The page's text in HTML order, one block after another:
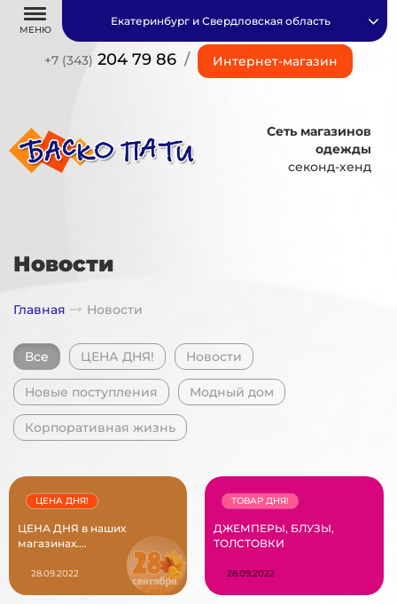
МЕНЮ
+7 (343) 204 79 86 / Интернет-магазин
Екатеринбург и Свердловская область
Сеть магазинов
одежды
секонд-хенд
Новости
Главная Новости
Все ЦЕНА ДНЯ! Новости
Новые поступления Модный дом
Корпоративная жизнь
ЦЕНА ДНЯ в наших
магазинах....
ЦЕНА ДНЯ!
28.09.2022
ДЖЕМПЕРЫ, БЛУЗЫ,
ТОЛСТОВКИ
ТОВАР ДНЯ!
28.09.2022